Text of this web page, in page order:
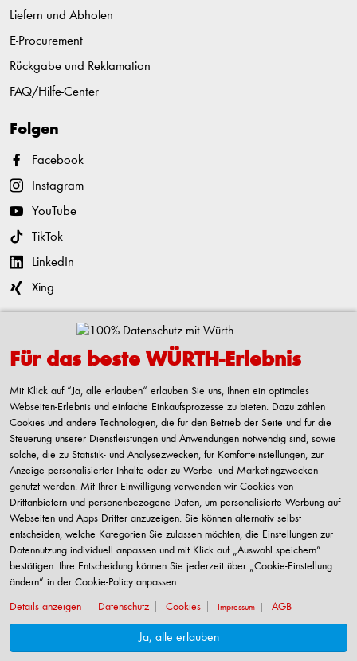
Liefern und Abholen
E-Procurement
Rückgabe und Reklamation
FAQ/Hilfe-Center
Folgen
Facebook
Instagram
YouTube
TikTok
LinkedIn
Xing
Kontaktieren
Adolf Würth GmbH & Co. KG
74653 Künzelsau-Gaisbach
Deutschland
Alle Kontaktmöglichkeiten
+49 7940 15-2400
info@wuerth.com
Verkauf nur an Unternehmer, Gewerbetreibende, Freiberufler und öffentliche
Institutionen, nicht jedoch an Verbraucher im Sinne des § 13 BGB. Alle Preise in
Euro zzgl. gesetzl. MwSt. Angebote freibleibend
© Adolf Würth GmbH & Co. KG
Für das beste WÜRTH-Erlebnis
Mit Klick auf “Ja, alle erlauben“ erlauben Sie uns, Ihnen ein optimales
Webseiten-Erlebnis und einfache Einkaufsprozesse zu bieten. Dazu zählen
Cookies und andere Technologien, die für den Betrieb der Seite und für die
Steuerung unserer Dienstleistungen und Anwendungen notwendig sind, sowie
solche, die zu Statistik- und Analysezwecken, für Komforteinstellungen, zur
Anzeige personalisierter Inhalte oder zu Werbe- und Marketingzwecken
genutzt werden. Mit Ihrer Einwilligung verwenden wir Cookies von
Drittanbietern und personenbezogene Daten, um personalisierte Werbung auf
Webseiten und Apps Dritter anzuzeigen. Sie können alternativ selbst
entscheiden, welche Kategorien Sie zulassen möchten, die Einstellungen zur
Datennutzung individuell anpassen und mit Klick auf „Auswahl speichern“
bestätigen. Ihre Entscheidung können Sie jederzeit über „Cookie-Einstellung
ändern“ in der Cookie-Policy anpassen.
Details anzeigen Datenschutz Cookies Impressum AGB
Ja, alle erlauben